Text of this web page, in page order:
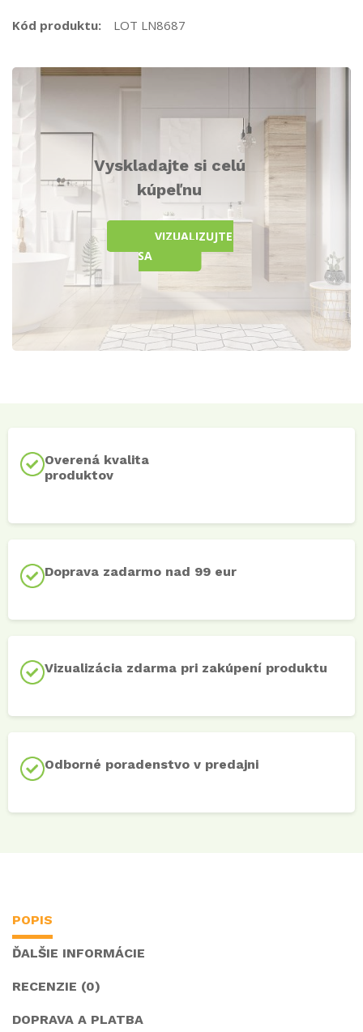
Kód produktu: LOT LN8687
Vyskladajte si celú
kúpeľnu
VIZUALIZUJTE
SA
Overená kvalita
produktov
Doprava zadarmo nad 99 eur
Vizualizácia zdarma pri zakúpení produktu
Odborné poradenstvo v predajni
POPIS
ĎALŠIE INFORMÁCIE
RECENZIE (0)
DOPRAVA A PLATBA